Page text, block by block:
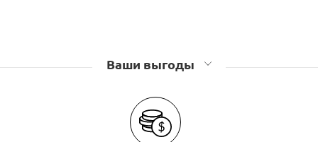
Ваши выгоды